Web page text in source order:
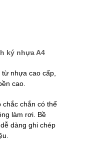
ký nhựa A4
nhựa cao cấp,
cao.
chắc chắn có thể
làm rơi. Bề
dàng ghi chép